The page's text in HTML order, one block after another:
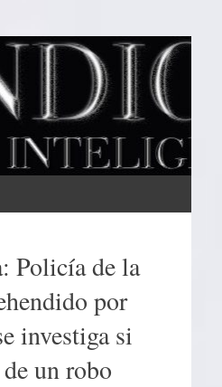
Policía de la
por
investiga si
un robo